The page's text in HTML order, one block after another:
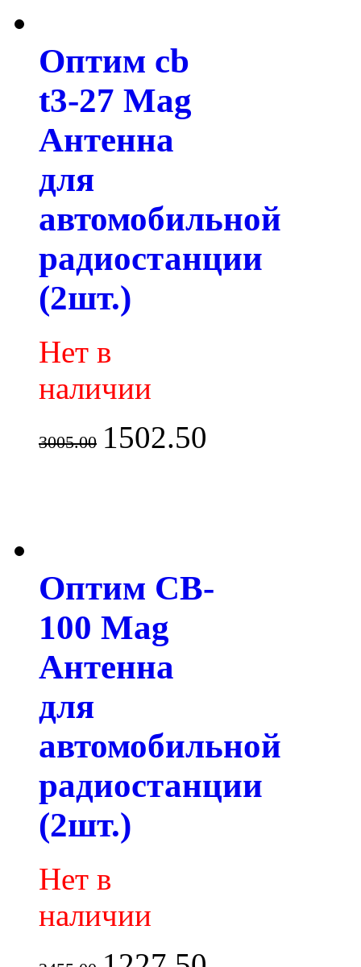
Оптим cb
t3-27 Mag
Антенна
для
автомобильной
радиостанции
(2шт.)
Нет в
наличии
3005.00 1502.50
Оптим CB-
100 Mag
Антенна
для
автомобильной
радиостанции
(2шт.)
Нет в
наличии